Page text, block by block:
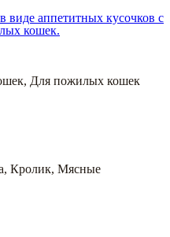
аппетитных кусочков с
кошек.
, Для пожилых кошек
, Кролик, Мясные